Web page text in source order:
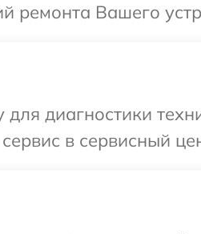
ремонта Вашего
диагностики
в сервисный